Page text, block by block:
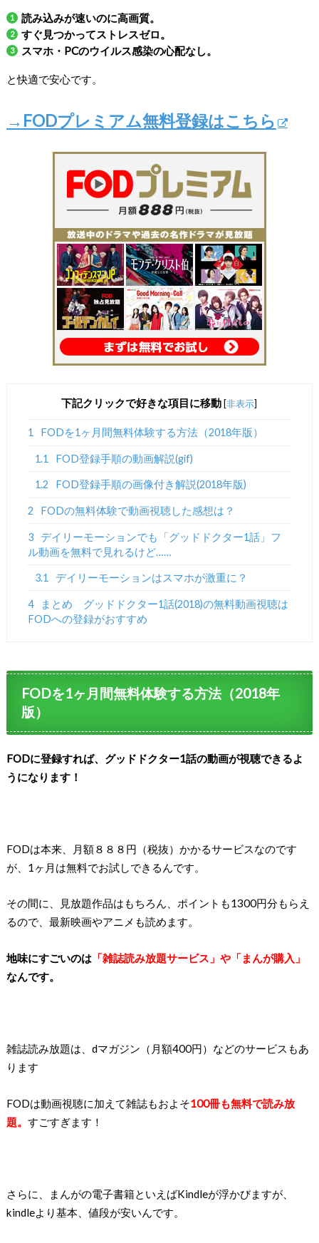
読み込みが速いのに高画質。
すぐ見つかってストレスゼロ。
スマホ・PCのウイルス感染の心配なし。
と快適で安心です。
→FODプレミアム無料登録はこちら
下記クリックで好きな項目に移動 [非表示]
1 FODを1ヶ月間無料体験する方法（2018年版）
1.1 FOD登録手順の動画解説(gif)
1.2 FOD登録手順の画像付き解説(2018年版)
2 FODの無料体験で動画視聴した感想は？
3
デイリーモーションでも「グッドドクター1話」フ
ル動画を無料で見れるけど……
3.1 デイリーモーションはスマホが激重に？
4
まとめ グッドドクター1話(2018)の無料動画視聴は
FODへの登録がおすすめ
FODを1ヶ月間無料体験する方法（2018年
版）
FODに登録すれば、グッドドクター1話の動画が視聴できるよ
うになります！
FODは本来、月額８８８円（税抜）かかるサービスなのです
が、1ヶ月は無料でお試しできるんです。
その間に、見放題作品はもちろん、ポイントも1300円分もらえ
るので、最新映画やアニメも読めます。
地味にすごいのは「雑誌読み放題サービス」や「まんが購入」
なんです。
雑誌読み放題は、dマガジン（月額400円）などのサービスもあ
ります
FODは動画視聴に加えて雑誌もおよそ100冊も無料で読み放
題。 すごすぎます！
さらに、まんがの電子書籍といえばKindleが浮かびますが、
kindleより基本、値段が安いんです。